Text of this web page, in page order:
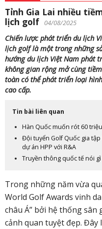
Tỉnh Gia Lai nhiều
lịch golf 04/08/2025
Chiến lược phát triển du lịch
lịch golf là một trong những
hướng du lịch Việt Nam phát
không gian rộng mở cùng
toàn có thể phát triển loại
cao cấp.
Tin bài liên quan
Hàn Quốc muốn rót 60
Đội tuyển Golf Quốc gia
dự án HPP với R&A
Truyền thông quốc tế nói
Trong những năm vừa
World Golf Awards vinh
châu Á” bởi hệ thống
cảnh quan tuyệt đẹp.